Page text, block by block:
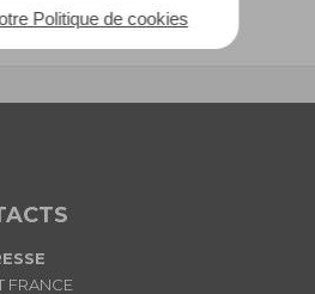
Politique de cookies
FRANCE